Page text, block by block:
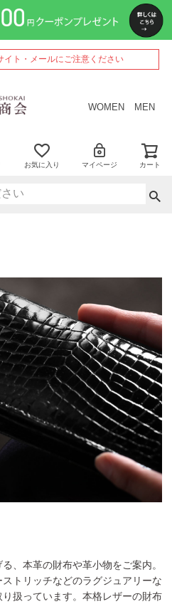
ト・メールにご注意ください
WOMEN MEN
お気に入り マイページ カート
、本革の財布や革小物をご案内。
トリッチなどのラグジュアリーな
扱っています。本格レザーの財布